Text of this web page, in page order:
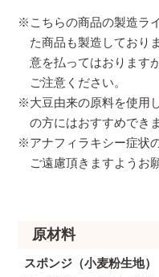
※こちらの商品の製造ラ
た商品も製造しており
意を払ってはおります
ご注意ください。
※大豆由来の原料を使用
の方にはおすすめでき
※アナフィラキシー症状
ご遠慮頂きますようお
原材料
スポンジ（小麦粉生地）